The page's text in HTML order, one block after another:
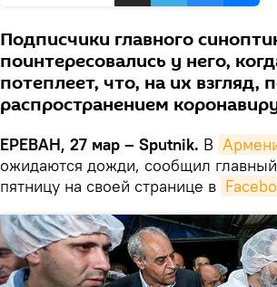
Подписчики главного
поинтересовались у него,
потеплеет, что, на их взгляд,
распространением
ЕРЕВАН, 27 мар – Sputnik. В
ожидаются дожди, сообщил
пятницу на своей странице в